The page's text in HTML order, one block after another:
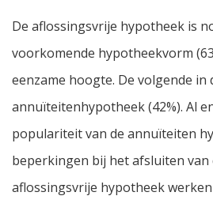
De aflossingsvrije hypotheek is
voorkomende hypotheekvorm
eenzame hoogte. De volgende in
annuïteitenhypotheek (42%). Al
populariteit van de annuïteiten
beperkingen bij het afsluiten van
aflossingsvrije hypotheek